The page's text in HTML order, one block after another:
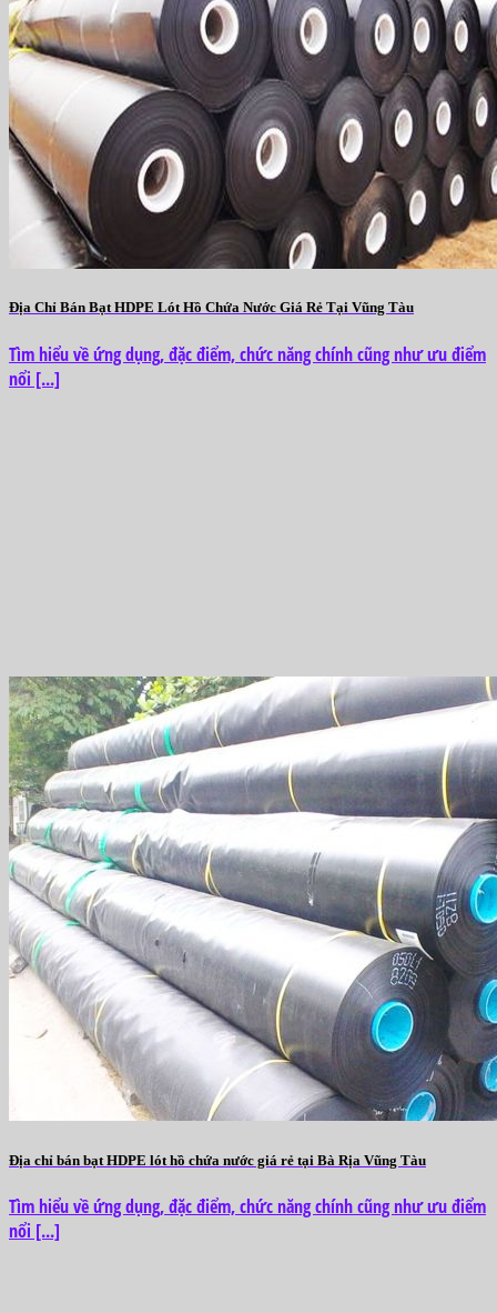
Địa Chỉ Bán Bạt HDPE Lót Hồ Chứa Nước Giá Rẻ Tại Vũng Tàu
Tìm hiểu về ứng dụng, đặc điểm, chức năng chính cũng như ưu điểm
nổi [...]
Địa chỉ bán bạt HDPE lót hồ chứa nước giá rẻ tại Bà Rịa Vũng Tàu
Tìm hiểu về ứng dụng, đặc điểm, chức năng chính cũng như ưu điểm
nổi [...]